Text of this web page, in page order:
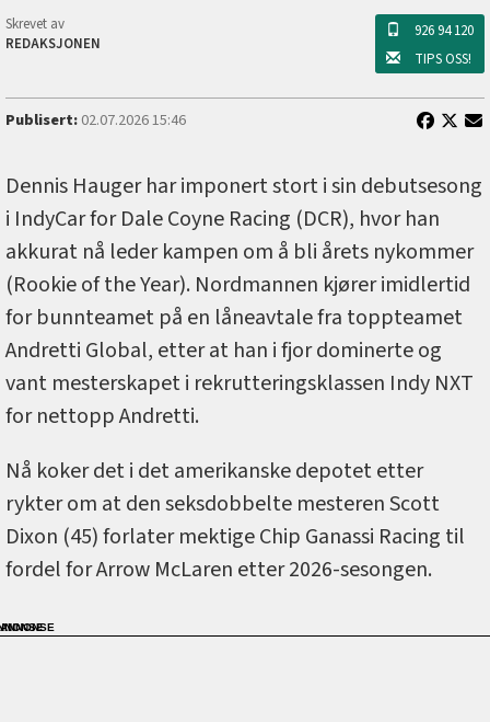
Skrevet av
REDAKSJONEN
926 94 120
TIPS OSS!
Publisert:02.07.2026 15:46
Dennis Hauger har imponert stort i sin debutsesong
i IndyCar for Dale Coyne Racing (DCR), hvor han
akkurat nå leder kampen om å bli årets nykommer
(Rookie of the Year). Nordmannen kjører imidlertid
for bunnteamet på en låneavtale fra toppteamet
Andretti Global, etter at han i fjor dominerte og
vant mesterskapet i rekrutteringsklassen Indy NXT
for nettopp Andretti.
Nå koker det i det amerikanske depotet etter
rykter om at den seksdobbelte mesteren Scott
Dixon (45) forlater mektige Chip Ganassi Racing til
fordel for Arrow McLaren etter 2026-sesongen.